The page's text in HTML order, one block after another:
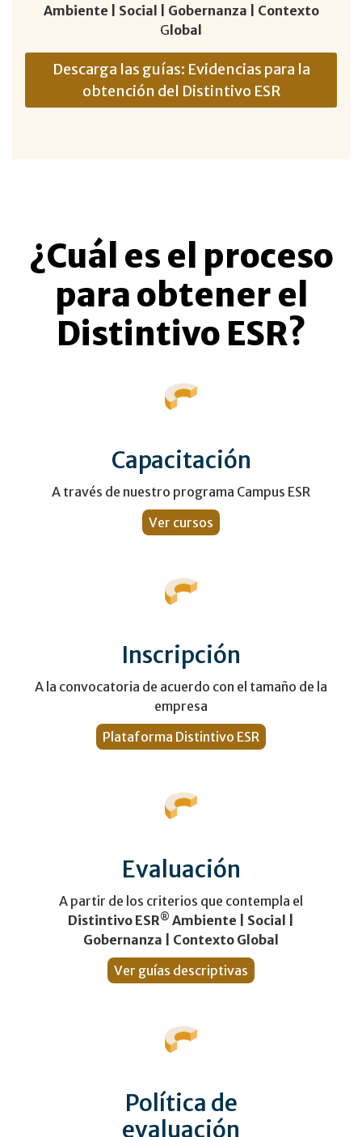
Ambiente | Social | Gobernanza | Contexto
G lobal
Descarga las guías: Evidencias para la
obtención del Distintivo ESR
¿Cuál es el proceso
para obtener el
Distintivo ESR?
Capacitación
A través de nuestro programa Campus ESR
Ver cursos
Inscripción
A la convocatoria de acuerdo con el tamaño de la
empresa
Plataforma Distintivo ESR
Evaluación
A partir de los criterios que contempla el
Distintivo ESR® Ambiente | Social |
Gobernanza | Contexto Global
Ver guías descriptivas
Política de
evaluación